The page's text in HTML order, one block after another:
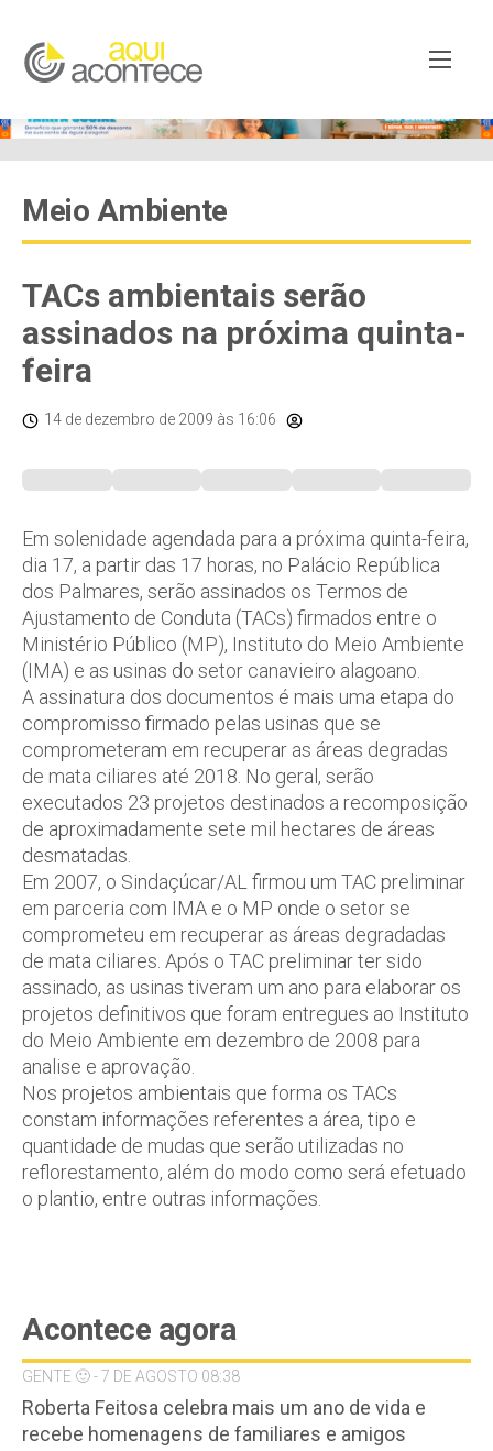
Meio Ambiente
TACs ambientais serão
assinados na próxima quinta-
feira
14 de dezembro de 2009 às 16:06
Em solenidade agendada para a próxima quinta-feira,
dia 17, a partir das 17 horas, no Palácio República
dos Palmares, serão assinados os Termos de
Ajustamento de Conduta (TACs) firmados entre o
Ministério Público (MP), Instituto do Meio Ambiente
(IMA) e as usinas do setor canavieiro alagoano.
A assinatura dos documentos é mais uma etapa do
compromisso firmado pelas usinas que se
comprometeram em recuperar as áreas degradas
de mata ciliares até 2018. No geral, serão
executados 23 projetos destinados a recomposição
de aproximadamente sete mil hectares de áreas
desmatadas.
Em 2007, o Sindaçúcar/AL firmou um TAC preliminar
em parceria com IMA e o MP onde o setor se
comprometeu em recuperar as áreas degradadas
de mata ciliares. Após o TAC preliminar ter sido
assinado, as usinas tiveram um ano para elaborar os
projetos definitivos que foram entregues ao Instituto
do Meio Ambiente em dezembro de 2008 para
analise e aprovação.
Nos projetos ambientais que forma os TACs
constam informações referentes a área, tipo e
quantidade de mudas que serão utilizadas no
reflorestamento, além do modo como será efetuado
o plantio, entre outras informações.
Acontece agora
GENTE 🙂 - 7 DE AGOSTO 08:38
Roberta Feitosa celebra mais um ano de vida e
recebe homenagens de familiares e amigos